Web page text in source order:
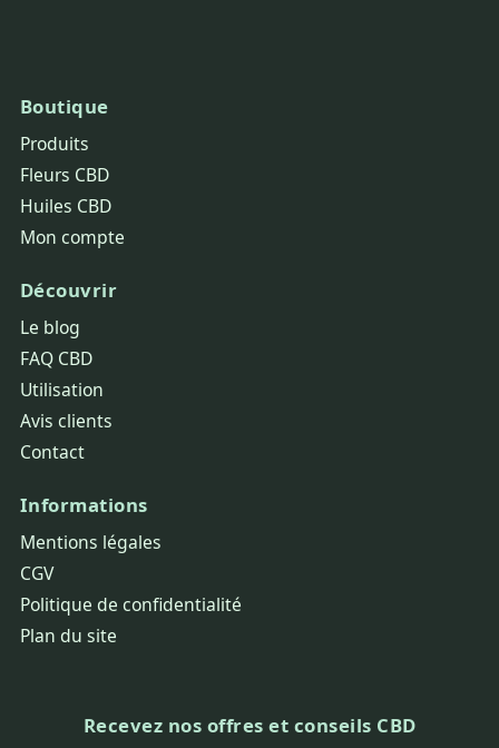
Boutique
Produits
Fleurs CBD
Huiles CBD
Mon compte
Découvrir
Le blog
FAQ CBD
Utilisation
Avis clients
Contact
Informations
Mentions légales
CGV
Politique de confidentialité
Plan du site
Recevez nos offres et conseils CBD